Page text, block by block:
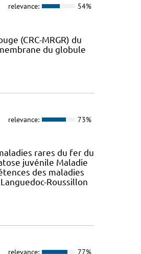
relevance: 54%
(CRC-MRGR) du
du globule
relevance: 73%
rares du fer du
juvénile Maladie
des maladies
Roussillon